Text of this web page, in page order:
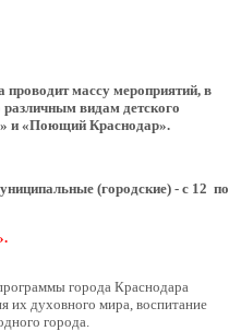
массу мероприятий, в
видам детского
и «Поющий Краснодар».
униципальные (городские) - с 12 по
города Краснодара
их духовного мира, воспитание
города.